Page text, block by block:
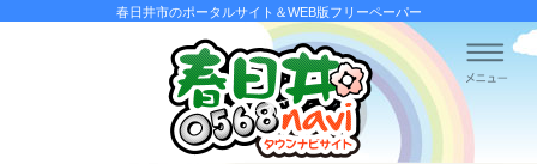
春日井市のポータルサイト＆WEB版フリーペーパー